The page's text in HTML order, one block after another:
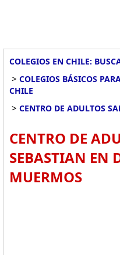
COLEGIOS EN CHILE:
> COLEGIOS BÁSICOS
CHILE
> CENTRO DE ADULTOS
CENTRO DE
SEBASTIAN EN
MUERMOS